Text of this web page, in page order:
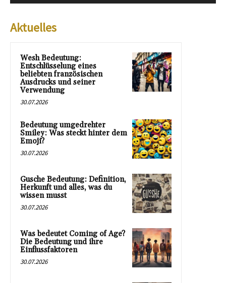
Aktuelles
Wesh Bedeutung:
Entschlüsselung eines
beliebten französischen
Ausdrucks und seiner
Verwendung
30.07.2026
Bedeutung umgedrehter
Smiley: Was steckt hinter dem
Emoji?
30.07.2026
Gusche Bedeutung: Definition,
Herkunft und alles, was du
wissen musst
30.07.2026
Was bedeutet Coming of Age?
Die Bedeutung und ihre
Einflussfaktoren
30.07.2026